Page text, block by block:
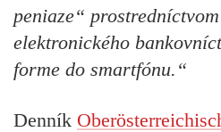
peniaze“
elektronického
forme do smartfónu.“
Denník